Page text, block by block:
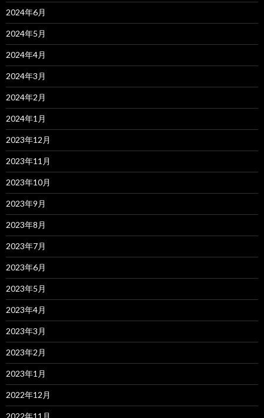
2024年6月
2024年5月
2024年4月
2024年3月
2024年2月
2024年1月
2023年12月
2023年11月
2023年10月
2023年9月
2023年8月
2023年7月
2023年6月
2023年5月
2023年4月
2023年3月
2023年2月
2023年1月
2022年12月
2022年11月